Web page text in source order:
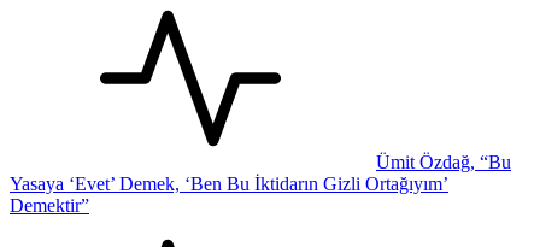
Ümit Özdağ, “Bu
Yasaya ‘Evet’ Demek, ‘Ben Bu İktidarın Gizli Ortağıyım’
Demektir”